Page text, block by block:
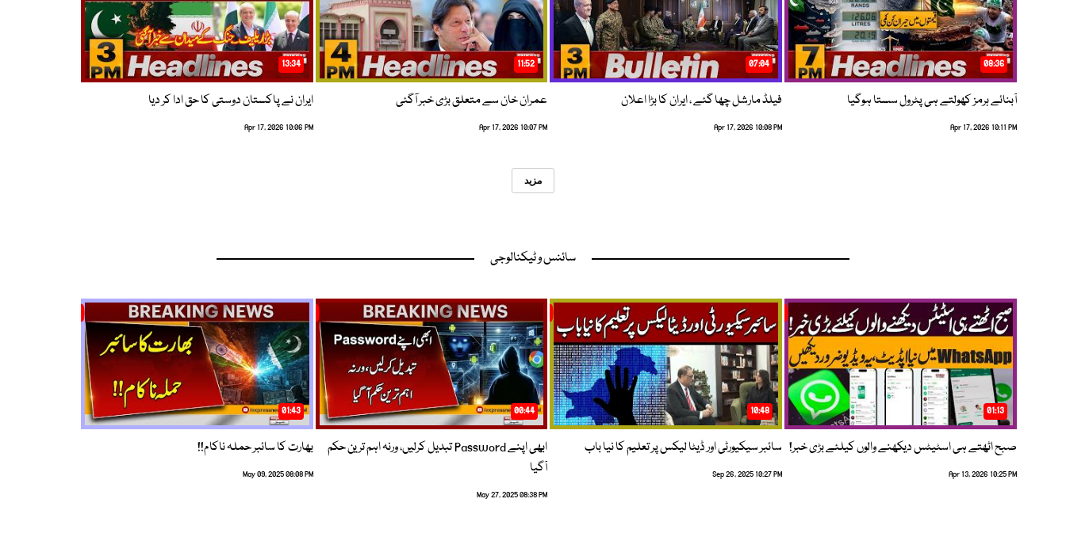
08:36
آبنائے ہرمز کھولتے ہی پٹرول سستا ہوگیا
Apr 17, 2026 10:11 PM
07:04
فیلڈ مارشل چھا گئے ، ایران کا بڑا اعلان
Apr 17, 2026 10:08 PM
11:52
عمران خان سے متعلق بڑی خبر آگئی
Apr 17, 2026 10:07 PM
13:34
ایران نے پاکستان دوستی کا حق ادا کر دیا
Apr 17, 2026 10:06 PM
مزید
سائنس و ٹیکنالوجی
01:13
صبح اٹھتے ہی اسٹیٹس دیکھنے والوں کیلئے بڑی خبر!
Apr 13, 2026 10:25 PM
10:48
سائبر سیکیورٹی اور ڈیٹا لیکس پر تعلیم کا نیا باب
Sep 26, 2025 10:27 PM
00:44
ابھی اپنے Password تبدیل کرلیں، ورنہ اہم ترین حکم
آگیا
May 27, 2025 08:38 PM
01:43
بھارت کا سائبر حملہ ناکام!!
May 09, 2025 08:08 PM